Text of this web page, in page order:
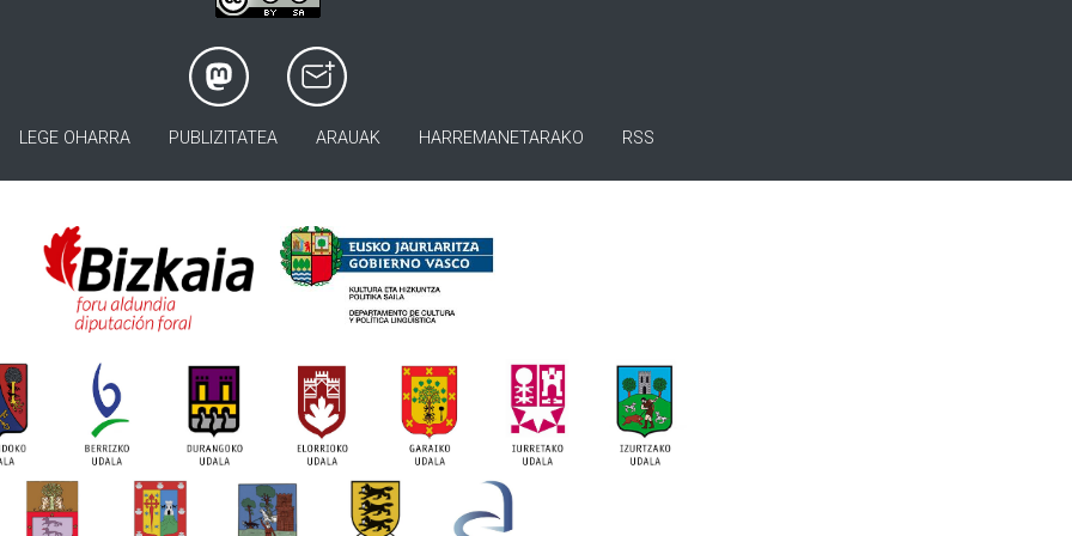
LEGE OHARRA PUBLIZITATEA ARAUAK HARREMANETARAKO RSS